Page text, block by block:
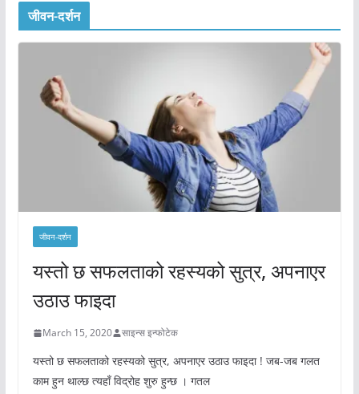
जीवन-दर्शन
जीवन-दर्शन
यस्तो छ सफलताको रहस्यको सुत्र, अपनाएर
उठाउ फाइदा
March 15, 2020 साइन्स इन्फोटेक
यस्तो छ सफलताको रहस्यको सुत्र, अपनाएर उठाउ फाइदा ! जब-जब गलत
काम हुन थाल्छ त्यहाँ विद्रोह शुरु हुन्छ । गतल